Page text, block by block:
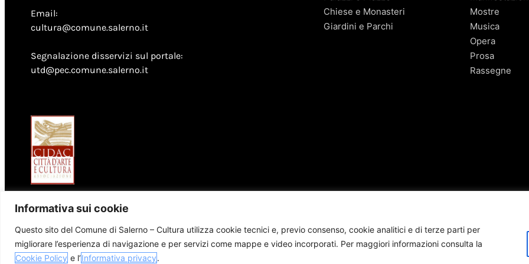
Informativa sui cookie
Questo sito del Comune di Salerno – Cultura utilizza cookie tecnici e, previo consenso, cookie analitici e di terze parti per
migliorare l’esperienza di navigazione e per servizi come mappe e video incorporati. Per maggiori informazioni consulta la
Cookie Policy e l’Informativa privacy.
Email:
cultura@comune.salerno.it
Segnalazione disservizi sul portale:
utd@pec.comune.salerno.it
Chiese e Monasteri
Giardini e Parchi
Mostre
Musica
Opera
Prosa
Rassegne
© 2026 Comune di Salerno – Tutti i diritti riservati